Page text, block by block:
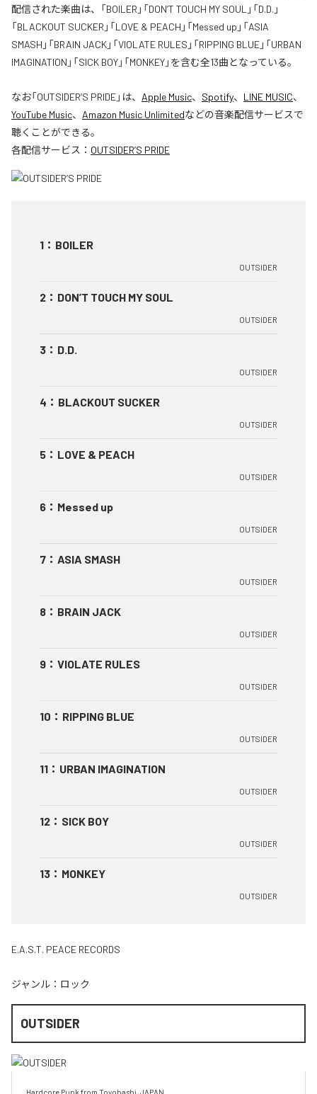
配信された楽曲は、「BOILER」「DON’T TOUCH MY SOUL」「D.D.」
「BLACKOUT SUCKER」「LOVE & PEACH」「Messed up」「ASIA
SMASH」「BRAIN JACK」「VIOLATE RULES」「RIPPING BLUE」「URBAN
IMAGINATION」「SICK BOY」「MONKEY」を含む全13曲となっている。
なお「OUTSIDER’S PRIDE」は、 Apple Music、 Spotify、 LINE MUSIC、
YouTube Music、 Amazon Music Unlimitedなどの音楽配信サービスで
聴くことができる。
各配信サービス： OUTSIDER’S PRIDE
1 ： BOILER
OUTSIDER
2 ： DON’T TOUCH MY SOUL
OUTSIDER
3 ： D.D.
OUTSIDER
4 ： BLACKOUT SUCKER
OUTSIDER
5 ： LOVE & PEACH
OUTSIDER
6 ： Messed up
OUTSIDER
7 ： ASIA SMASH
OUTSIDER
8 ： BRAIN JACK
OUTSIDER
9 ： VIOLATE RULES
OUTSIDER
10 ： RIPPING BLUE
OUTSIDER
11 ： URBAN IMAGINATION
OUTSIDER
12 ： SICK BOY
OUTSIDER
13 ： MONKEY
OUTSIDER
E.A.S.T. PEACE RECORDS
ジャンル： ロック
OUTSIDER
Hardcore Punk from Toyohashi, JAPAN